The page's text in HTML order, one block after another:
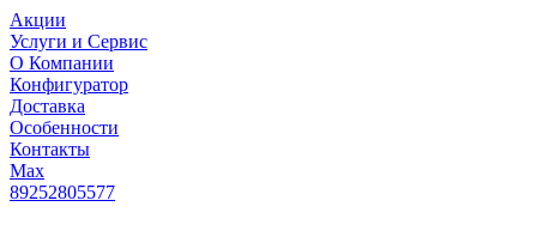
Акции
Услуги и Сервис
О Компании
Конфигуратор
Доставка
Особенности
Контакты
Max
89252805577